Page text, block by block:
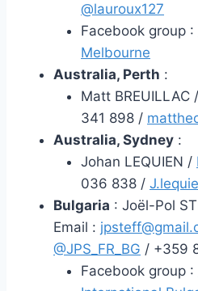
@lauroux127
Facebook group :
Melbourne
Australia, Perth :
Matt BREUILLAC /
341 898 /
Australia, Sydney :
Johan LEQUIEN /
036 838 /
Bulgaria : Joël-Pol
Email :
@JPS_FR_BG / +359
Facebook group :